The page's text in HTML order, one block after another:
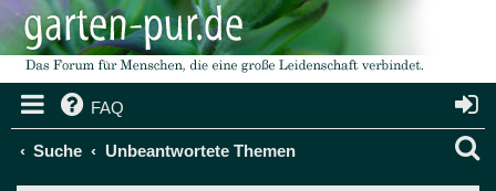
FAQ
Suche Unbeantwortete Themen